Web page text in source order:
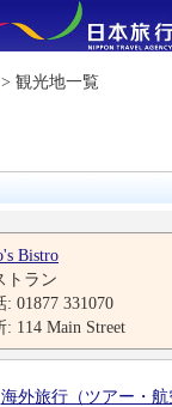
> 観光地一覧
Bistro
トラン
: 01877 331070
: 114 Main Street
海外旅行（ツアー・航